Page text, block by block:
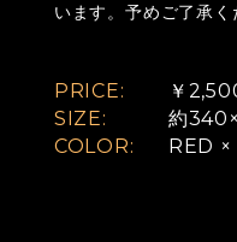
います。予めご了承く
PRICE:
￥
SIZE:
約
COLOR:
RED